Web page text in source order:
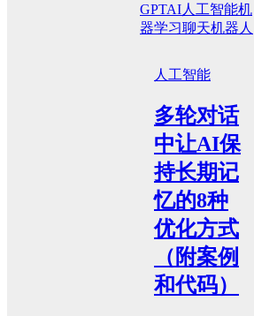
GPTAI人工智能机
器学习聊天机器人
人工智能
多轮对话
中让AI保
持长期记
忆的8种
优化方式
（附案例
和代码）